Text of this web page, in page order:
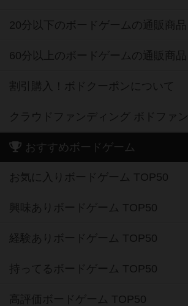
20分以下のボードゲームの通販商品
60分以上のボードゲームの通販商品
割引購入！ボドクーポンについて
クラウドファンディング ボドファン
おすすめボードゲーム
お気に入りボードゲーム TOP50
興味ありボードゲーム TOP50
経験ありボードゲーム TOP50
持ってるボードゲーム TOP50
高評価ボードゲーム TOP50